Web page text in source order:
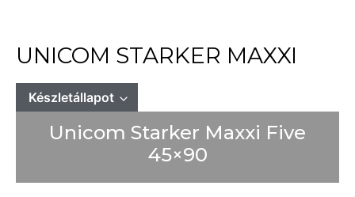
UNICOM STARKER MAXXI
Készletállapot
Mindet mutat
Készlet erejéig
Unicom Starker Maxxi Five
45×90